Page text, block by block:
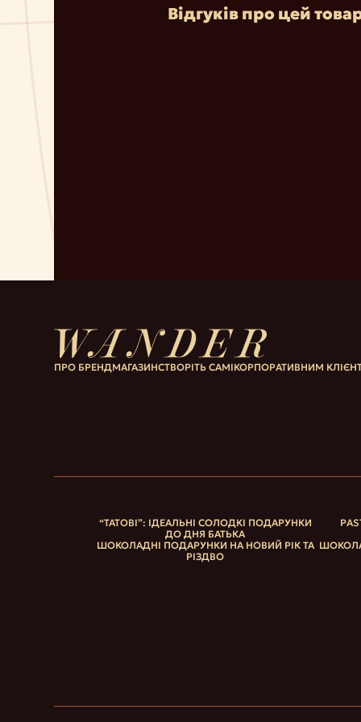
Відгуків про цей
ПРО БРЕНДМАГАЗИНСТВОРІТЬ САМІКОРПОРАТИВНИМ
“ТАТОВІ”: ІДЕАЛЬНІ СОЛОДКІ ПОДАРУНКИ
ДО ДНЯ БАТЬКА
ШОКОЛАДНІ ПОДАРУНКИ НА НОВИЙ РІК ТА
РІЗДВО